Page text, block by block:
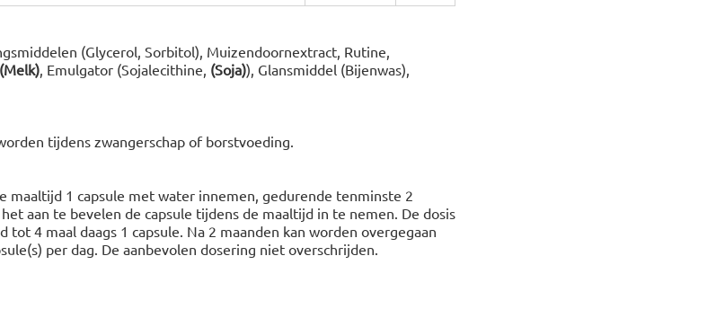
(Glycerol, Sorbitol), Muizendoornextract, Rutine,
(Melk), Emulgator (Sojalecithine, (Soja)), Glansmiddel (Bijenwas),
tijdens zwangerschap of borstvoeding.
maaltijd 1 capsule met water innemen, gedurende tenminste 2
aan te bevelen de capsule tijdens de maaltijd in te nemen. De dosis
4 maal daags 1 capsule. Na 2 maanden kan worden overgegaan
per dag. De aanbevolen dosering niet overschrijden.